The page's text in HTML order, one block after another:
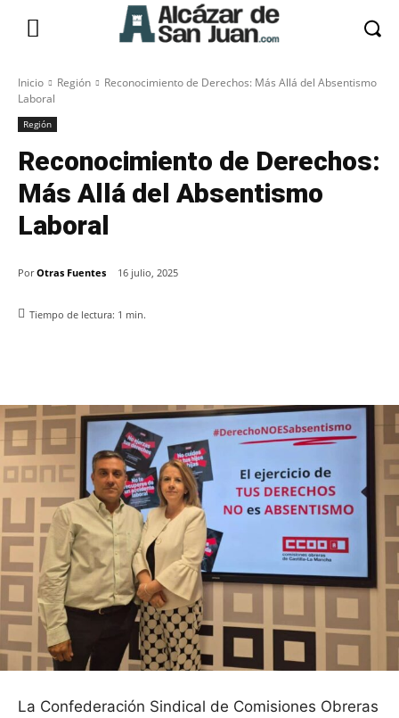
Inicio Región
Reconocimiento de Derechos: Más Allá del Absentismo
Laboral
Región
Reconocimiento de Derechos:
Más Allá del Absentismo
Laboral
Por Otras Fuentes 16 julio, 2025
Tiempo de lectura: 1 min.
La Confederación Sindical de Comisiones Obreras